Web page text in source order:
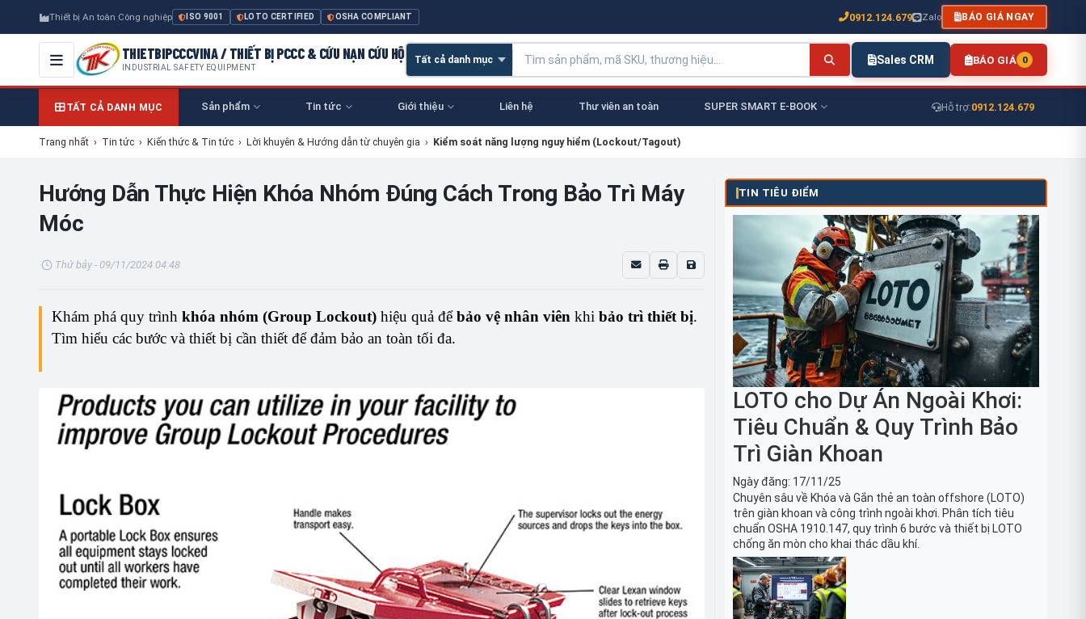
Thiết bị An toàn Công nghiệp ISO 9001 LOTO CERTIFIED OSHA COMPLIANT 0912.124.679 Zalo BÁO GIÁ NGAY
THIETBIPCCCVINA / THIẾT BỊ PCCC & CỨU NẠN CỨU HỘ
INDUSTRIAL SAFETY EQUIPMENT
Sales CRM BÁO GIÁ 0
TẤT CẢ DANH MỤC Sản phẩm Tin tức Giới thiệu Liên hệ Thư viên an toàn SUPER SMART E-BOOK Hỗ trợ:0912.124.679
Trang nhất › Tin tức › Kiến thức & Tin tức › Lời khuyên & Hướng dẫn từ chuyên gia › Kiểm soát năng lượng nguy hiểm (Lockout/Tagout)
Hướng Dẫn Thực Hiện Khóa Nhóm Đúng Cách Trong Bảo Trì Máy
Móc
Thứ bảy - 09/11/2024 04:48
Khám phá quy trình khóa nhóm (Group Lockout) hiệu quả đểbảo vệ nhân viên khi bảo trì thiết bị.
Tìm hiểu các bước và thiết bị cần thiết để đảm bảo an toàn tối đa.
TIN TIÊU ĐIỂM
LOTO cho Dự Án Ngoài Khơi:
Tiêu Chuẩn & Quy Trình Bảo
Trì Giàn Khoan
Ngày đăng: 17/11/25
Chuyên sâu về Khóa và Gắn thẻ an toàn offshore (LOTO)
trên giàn khoan và công trình ngoài khơi. Phân tích tiêu
chuẩn OSHA 1910.147, quy trình 6 bước và thiết bị LOTO
chống ăn mòn cho khai thác dầu khí.